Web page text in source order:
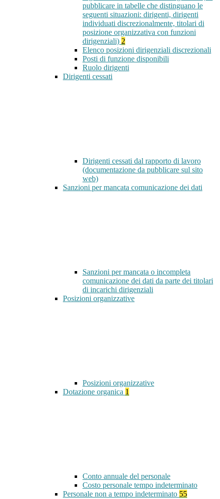
pubblicare in tabelle che distinguano le
seguenti situazioni: dirigenti, dirigenti
individuati discrezionalmente, titolari di
posizione organizzativa con funzioni
dirigenziali) 2
Elenco posizioni dirigenziali discrezionali
Posti di funzione disponibili
Ruolo dirigenti
Dirigenti cessati
Dirigenti cessati dal rapporto di lavoro
(documentazione da pubblicare sul sito
web)
Sanzioni per mancata comunicazione dei dati
Sanzioni per mancata o incompleta
comunicazione dei dati da parte dei titolari
di incarichi dirigenziali
Posizioni organizzative
Posizioni organizzative
Dotazione organica 1
Conto annuale del personale
Costo personale tempo indeterminato
Personale non a tempo indeterminato 55